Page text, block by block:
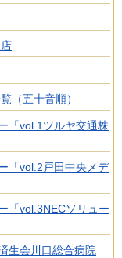
（五十音順）
「vol.1ツルヤ交通株
「vol.2戸田中央メデ
「vol.3NECソリュー
生会川口総合病院